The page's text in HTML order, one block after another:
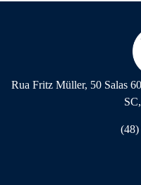
Rua Fritz Müller, 50 Salas
(48)